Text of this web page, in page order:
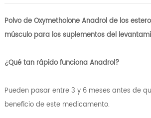
Polvo de Oxymetholone Anadrol de los
músculo para los suplementos del
¿Qué tan rápido funciona Anadrol?
Pueden pasar entre 3 y 6 meses antes de
beneficio de este medicamento.